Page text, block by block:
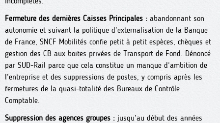
Fermeture des dernières Caisses Principales : abandonnant son
autonomie et suivant la politique d’externalisation de la Banque
de France, SNCF Mobilités confie petit à petit espèces, chèques et
gestion des CB aux boites privées de Transport de Fond. Dénoncé
par SUD-Rail parce que cela constitue un manque d’ambition de
l’entreprise et des suppressions de postes, y compris après les
fermetures de la quasi-totalité des Bureaux de Contrôle
Comptable.
Suppression des agences groupes : jusqu’au début des années